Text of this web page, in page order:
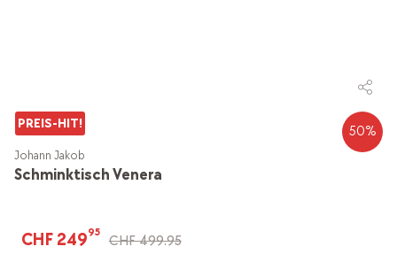
PREIS-HIT! 50%
Schminktisch Venera
Johann Jakob
CHF 24995
CHF 499.95